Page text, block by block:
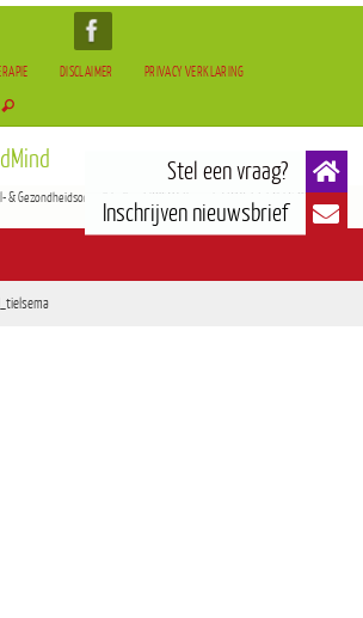
DISCLAIMER
PRIVACY VERKLARING
& Gezondheidsontwikkeling | BOCAM Therapie(TCM) | Tai-Chi & Qigong |